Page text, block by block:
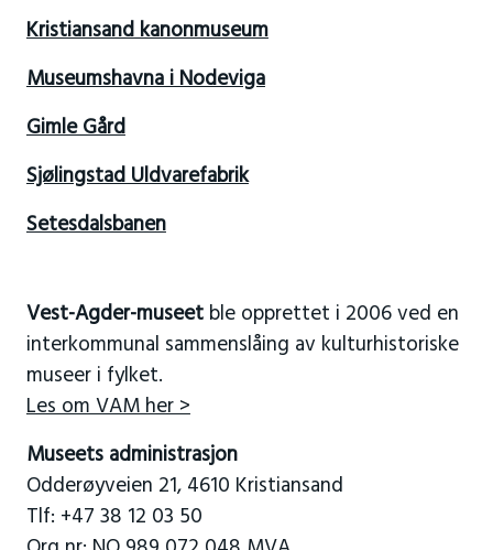
Kristiansand kanonmuseum
Museumshavna i Nodeviga
Gimle Gård
Sjølingstad Uldvarefabrik
Setesdalsbanen
Vest-Agder-museetble opprettet i 2006 ved en
interkommunal sammenslåing av kulturhistoriske
museer i fylket.
Les om VAM her >
Museets administrasjon
Odderøyveien 21, 4610 Kristiansand
Tlf: +47 38 12 03 50